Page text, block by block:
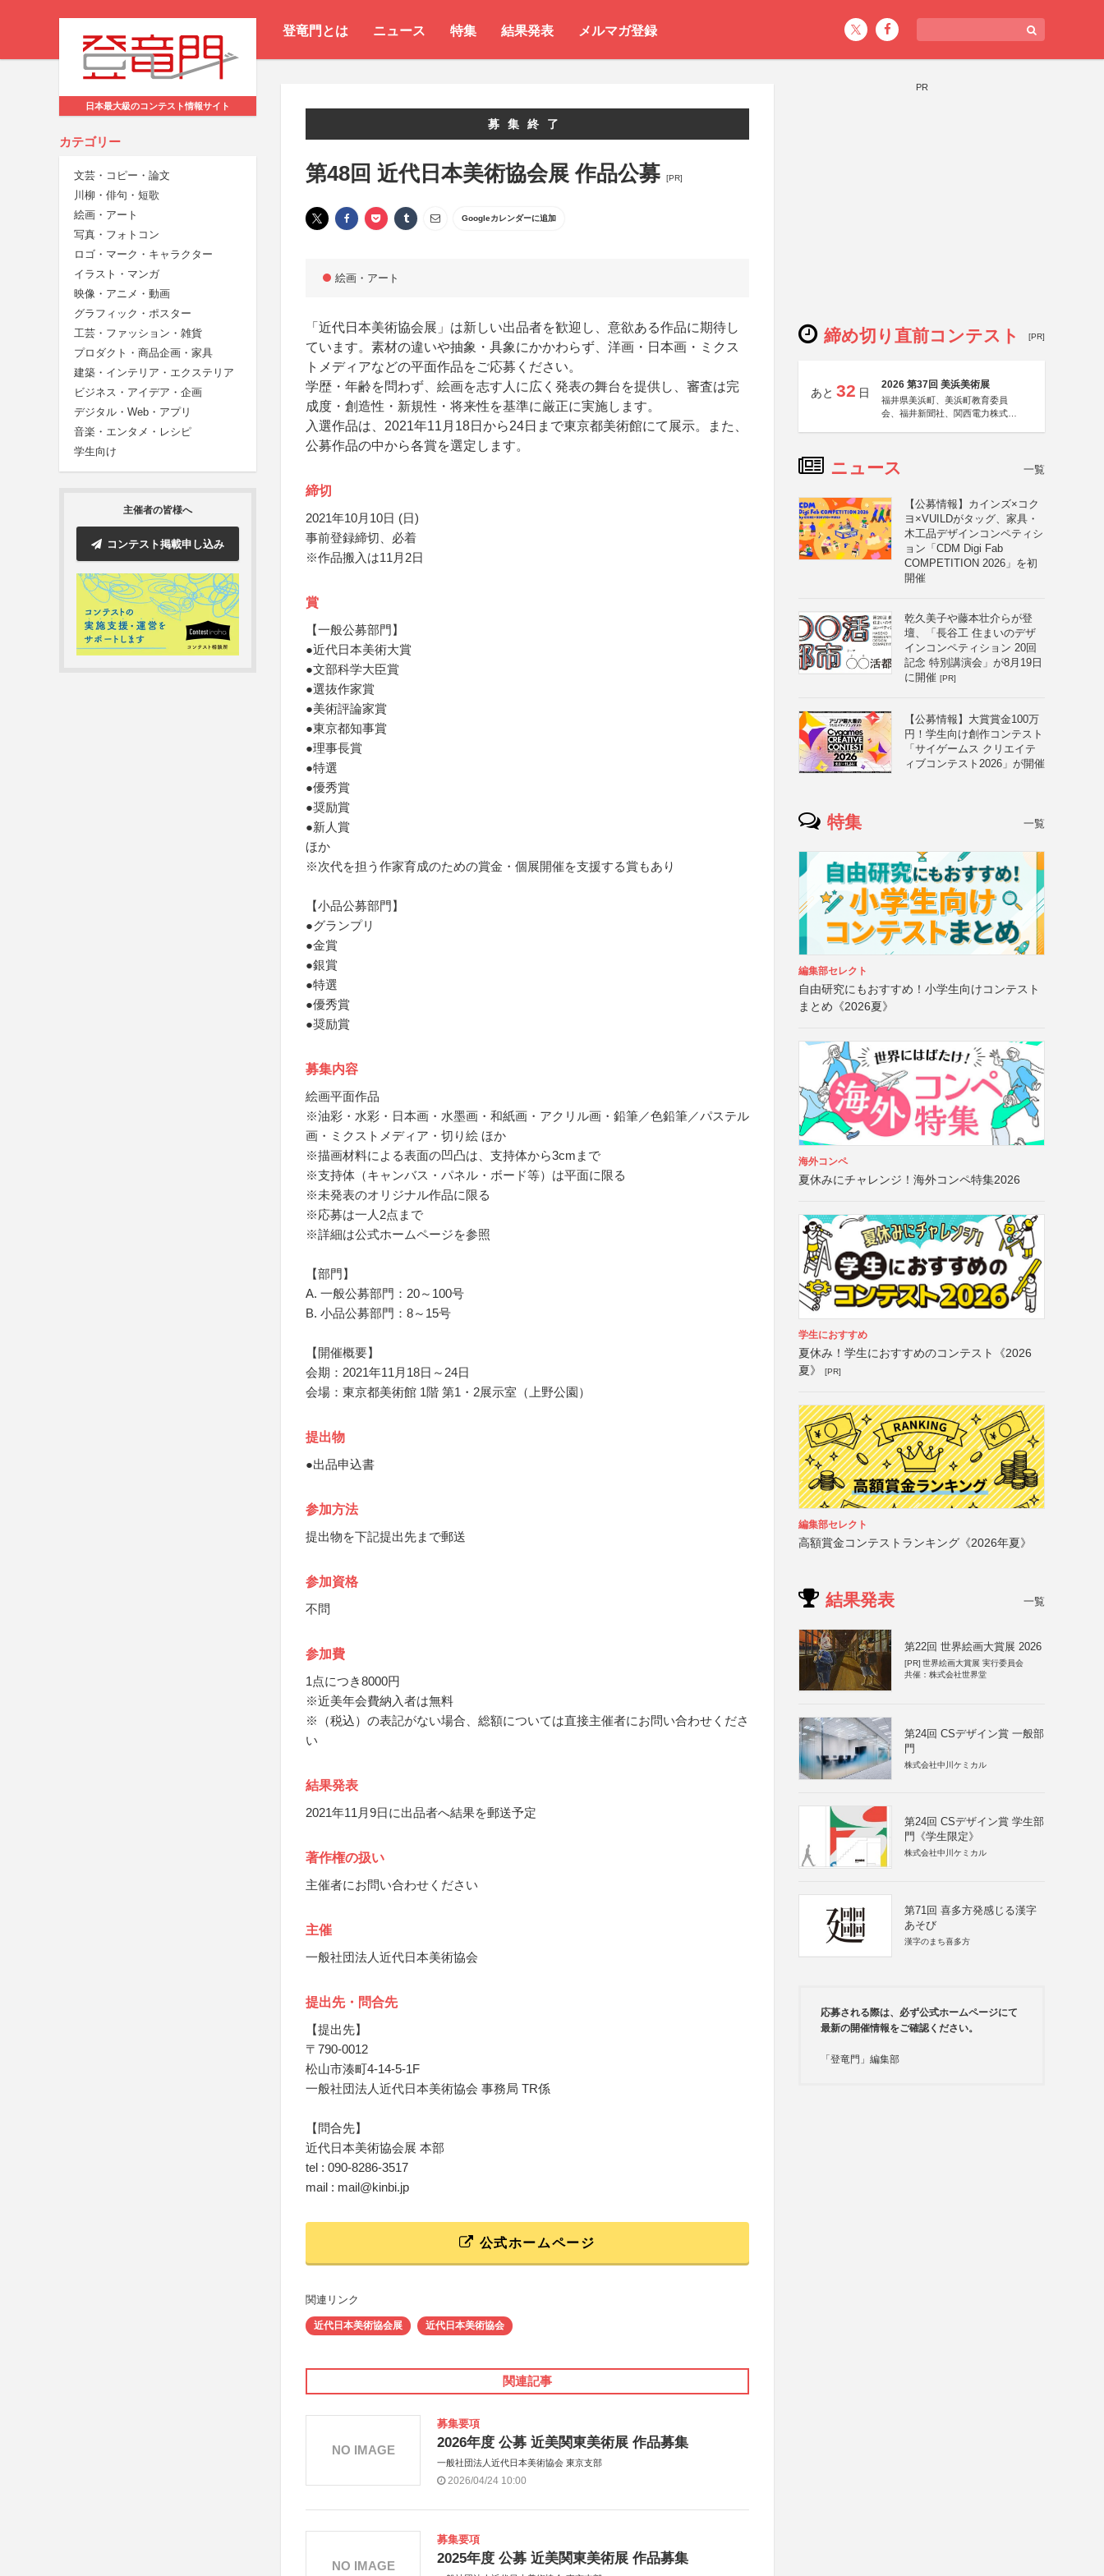
登竜門とは ニュース 特集 結果発表 メルマガ登録
日本最大級のコンテスト情報サイト
カテゴリー
文芸・コピー・論文
川柳・俳句・短歌
絵画・アート
写真・フォトコン
ロゴ・マーク・キャラクター
イラスト・マンガ
映像・アニメ・動画
グラフィック・ポスター
工芸・ファッション・雑貨
プロダクト・商品企画・家具
建築・インテリア・エクステリア
ビジネス・アイデア・企画
デジタル・Web・アプリ
音楽・エンタメ・レシピ
学生向け
主催者の皆様へ
コンテスト掲載申し込み
募集終了
第48回 近代日本美術協会展 作品公募 [PR]
Googleカレンダーに追加
絵画・アート
「近代日本美術協会展」は新しい出品者を歓迎し、意欲ある作品に期待し
ています。素材の違いや抽象・具象にかかわらず、洋画・日本画・ミクス
トメディアなどの平面作品をご応募ください。
学歴・年齢を問わず、絵画を志す人に広く発表の舞台を提供し、審査は完
成度・創造性・新規性・将来性を基準に厳正に実施します。
入選作品は、2021年11月18日から24日まで東京都美術館にて展示。また、
公募作品の中から各賞を選定します。
締切
2021年10月10日 (日)
事前登録締切、必着
※作品搬入は11月2日
賞
【一般公募部門】
●近代日本美術大賞
●文部科学大臣賞
●選抜作家賞
●美術評論家賞
●東京都知事賞
●理事長賞
●特選
●優秀賞
●奨励賞
●新人賞
ほか
※次代を担う作家育成のための賞金・個展開催を支援する賞もあり
【小品公募部門】
●グランプリ
●金賞
●銀賞
●特選
●優秀賞
●奨励賞
募集内容
絵画平面作品
※油彩・水彩・日本画・水墨画・和紙画・アクリル画・鉛筆／色鉛筆／パステル
画・ミクストメディア・切り絵 ほか
※描画材料による表面の凹凸は、支持体から3cmまで
※支持体（キャンバス・パネル・ボード等）は平面に限る
※未発表のオリジナル作品に限る
※応募は一人2点まで
※詳細は公式ホームページを参照
【部門】
A. 一般公募部門：20～100号
B. 小品公募部門：8～15号
【開催概要】
会期：2021年11月18日～24日
会場：東京都美術館 1階 第1・2展示室（上野公園）
提出物
●出品申込書
参加方法
提出物を下記提出先まで郵送
参加資格
不問
参加費
1点につき8000円
※近美年会費納入者は無料
※（税込）の表記がない場合、総額については直接主催者にお問い合わせくださ
い
結果発表
2021年11月9日に出品者へ結果を郵送予定
著作権の扱い
主催者にお問い合わせください
主催
一般社団法人近代日本美術協会
提出先・問合先
【提出先】
〒790-0012
松山市湊町4-14-5-1F
一般社団法人近代日本美術協会 事務局 TR係
【問合先】
近代日本美術協会展 本部
tel : 090-8286-3517
mail : mail@kinbi.jp
公式ホームページ
関連リンク
近代日本美術協会展 近代日本美術協会
関連記事
募集要項
2026年度 公募 近美関東美術展 作品募集
一般社団法人近代日本美術協会 東京支部
2026/04/24 10:00
NO IMAGE
募集要項
2025年度 公募 近美関東美術展 作品募集
NO IMAGE
PR
締め切り直前コンテスト [PR]
あと 32 日
2026 第37回 美浜美術展
福井県美浜町、美浜町教育委員
会、福井新聞社、関西電力株式会
ニュース 一覧
【公募情報】カインズ×コク
ヨ×VUILDがタッグ、家具・
木工品デザインコンペティシ
ョン「CDM Digi Fab
COMPETITION 2026」を初
開催
乾久美子や藤本壮介らが登
壇、「長谷工 住まいのデザ
インコンペティション 20回
記念 特別講演会」が8月19日
に開催 [PR]
【公募情報】大賞賞金100万
円！学生向け創作コンテスト
「サイゲームス クリエイテ
ィブコンテスト2026」が開催
特集 一覧
編集部セレクト
自由研究にもおすすめ！小学生向けコンテスト
まとめ《2026夏》
海外コンペ
夏休みにチャレンジ！海外コンペ特集2026
学生におすすめ
夏休み！学生におすすめのコンテスト《2026
夏》
[PR]
編集部セレクト
高額賞金コンテストランキング《2026年夏》
結果発表 一覧
第22回 世界絵画大賞展 2026
[PR] 世界絵画大賞展 実行委員会
共催：株式会社世界堂
第24回 CSデザイン賞 一般部
門
株式会社中川ケミカル
第24回 CSデザイン賞 学生部
門《学生限定》
株式会社中川ケミカル
第71回 喜多方発感じる漢字
あそび
漢字のまち喜多方
応募される際は、必ず公式ホームページにて
最新の開催情報をご確認ください。
「登竜門」編集部